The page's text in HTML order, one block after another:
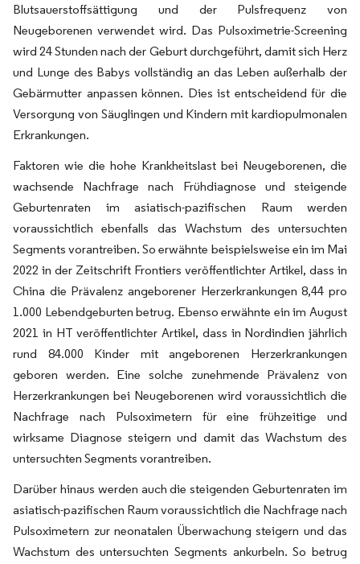
Blutsauerstoffsättigung und der Pulsfrequenz von
Neugeborenen verwendet wird. Das Pulsoximetrie-Screening
wird 24 Stunden nach der Geburt durchgeführt, damit sich Herz
und Lunge des Babys vollständig an das Leben außerhalb der
Gebärmutter anpassen können. Dies ist entscheidend für die
Versorgung von Säuglingen und Kindern mit kardiopulmonalen
Erkrankungen.
Faktoren wie die hohe Krankheitslast bei Neugeborenen, die
wachsende Nachfrage nach Frühdiagnose und steigende
Geburtenraten im asiatisch-pazifischen Raum werden
voraussichtlich ebenfalls das Wachstum des untersuchten
Segments vorantreiben. So erwähnte beispielsweise ein im Mai
2022 in der Zeitschrift Frontiers veröffentlichter Artikel, dass in
China die Prävalenz angeborener Herzerkrankungen 8,44 pro
1.000 Lebendgeburten betrug. Ebenso erwähnte ein im August
2021 in HT veröffentlichter Artikel, dass in Nordindien jährlich
rund 84.000 Kinder mit angeborenen Herzerkrankungen
geboren werden. Eine solche zunehmende Prävalenz von
Herzerkrankungen bei Neugeborenen wird voraussichtlich die
Nachfrage nach Pulsoximetern für eine frühzeitige und
wirksame Diagnose steigern und damit das Wachstum des
untersuchten Segments vorantreiben.
Darüber hinaus werden auch die steigenden Geburtenraten im
asiatisch-pazifischen Raum voraussichtlich die Nachfrage nach
Pulsoximetern zur neonatalen Überwachung steigern und das
Wachstum des untersuchten Segments ankurbeln. So betrug